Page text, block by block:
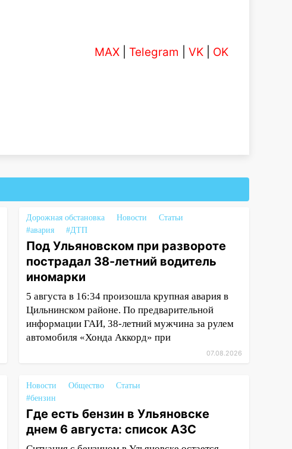
MAX Telegram VK OK
Дорожная обстановка Новости
Статьи
#авария
#ДТП
Под Ульяновском при развороте
пострадал 38-летний водитель
иномарки
5 августа в 16:34 произошла крупная авария в
Цильнинском районе. По предварительной
информации ГАИ, 38-летний мужчина за рулем
автомобиля «Хонда Аккорд» при
07.08.2026
Новости Общество
Статьи
#бензин
Где есть бензин в Ульяновске
днем 6 августа: список АЗС